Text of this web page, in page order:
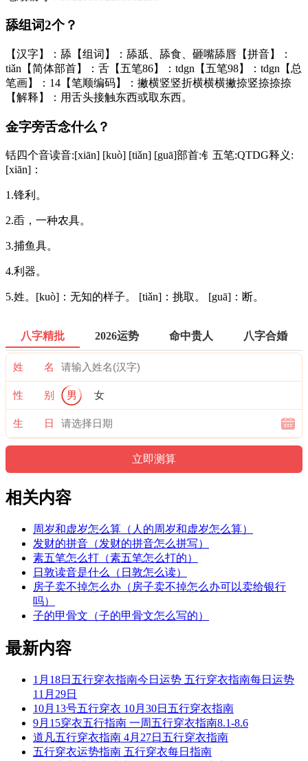
舔组词2个？
【汉字】：舔【组词】：舔舐、舔食、砸嘴舔唇【拼音】：
tiǎn【简体部首】：舌【五笔86】：tdgn【五笔98】：tdgn【总
笔画】：14【笔顺编码】：撇横竖竖折横横横撇捺竖捺捺捺
【解释】：用舌头接触东西或取东西。
金字旁舌念什么？
铦四个音读音:[xiān] [kuò] [tiǎn] [guā]部首:钅五笔:QTDG释义:
[xiān]：
1.锋利。
2.臿，一种农具。
3.捕鱼具。
4.利器。
5.姓。[kuò]：无知的样子。 [tiǎn]：挑取。 [guā]：断。
八字精批 2026运势 命中贵人 八字合婚
姓 名
性 别 男 女
生 日
相关内容
周岁和虚岁怎么算（人的周岁和虚岁怎么算）
发财的拼音（发财的拼音怎么拼写）
素五笔怎么打（素五笔怎么打的）
日敦读音是什么（日敦怎么读）
房子卖不掉怎么办（房子卖不掉怎么办可以卖给银行
吗）
子的甲骨文（子的甲骨文怎么写的）
最新内容
1月18日五行穿衣指南今日运势 五行穿衣指南每日运势
11月29日
10月13号五行穿衣 10月30日五行穿衣指南
9月15穿衣五行指南 一周五行穿衣指南8.1-8.6
道凡五行穿衣指南 4月27日五行穿衣指南
五行穿衣运势指南 五行穿衣每日指南